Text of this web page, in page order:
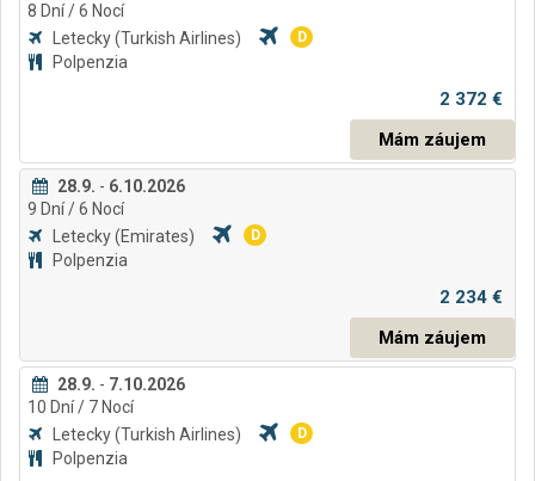
8 Dní/ 6 Nocí
Letecky(Turkish Airlines) D
Polpenzia
2 372 €
Mám záujem
28.9. - 6.10.2026
9 Dní/ 6 Nocí
Letecky(Emirates) D
Polpenzia
2 234 €
Mám záujem
28.9. - 7.10.2026
10 Dní/ 7 Nocí
Letecky(Turkish Airlines) D
Polpenzia